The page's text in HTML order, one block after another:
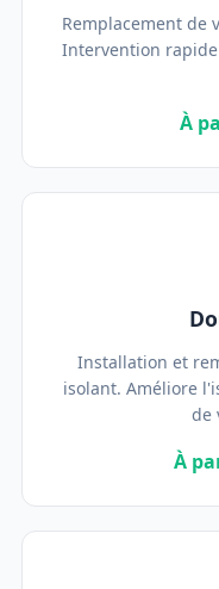
Remplacement de
Intervention
À
Installation et
isolant. Améliore
de
À